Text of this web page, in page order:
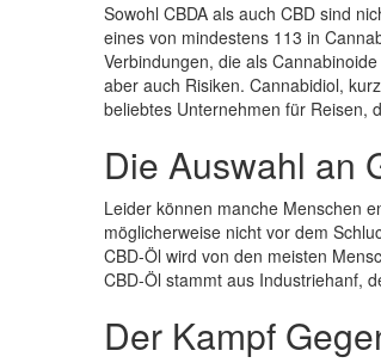
Sowohl CBDA als auch CBD sind
eines von mindestens 113 in
Verbindungen, die als
aber auch Risiken. Cannabidiol,
beliebtes Unternehmen für Reisen,
Die Auswahl an
Leider können manche Menschen
möglicherweise nicht vor dem
CBD-Öl wird von den meisten
CBD-Öl stammt aus Industriehanf,
Der Kampf